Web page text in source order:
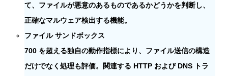
て、ファイルが悪意のあるものであるかどうかを判断し、
正確なマルウェア検出する機能。
ファイル サンドボックス
700 を超える独自の動作指標により、ファイル送信の構造
だけでなく処理も評価。関連する HTTP および DNS トラ